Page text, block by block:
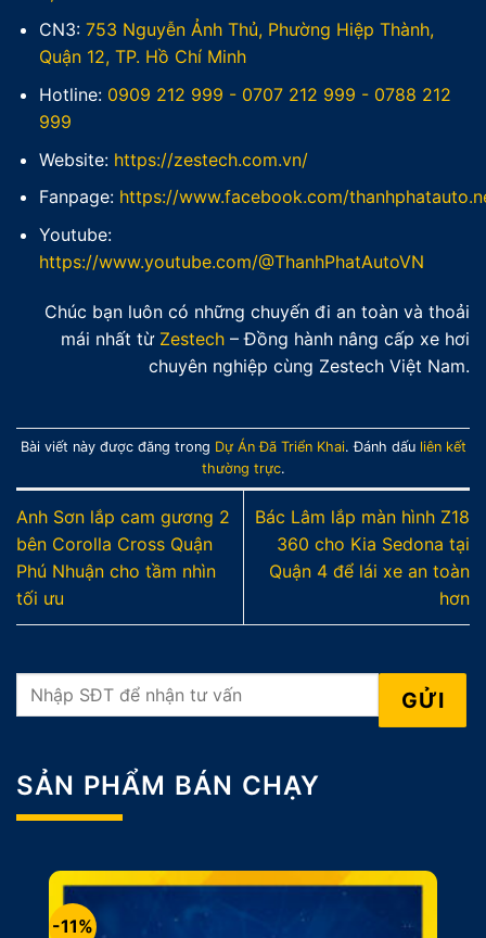
CN3: 753 Nguyễn Ảnh Thủ, Phường Hiệp Thành,
Quận 12, TP. Hồ Chí Minh
Hotline: 0909 212 999 - 0707 212 999 - 0788 212
999
Website: https://zestech.com.vn/
Fanpage: https://www.facebook.com/
Youtube:
https://www.youtube.com/@ThanhPhatAutoVN
Chúc bạn luôn có những chuyến đi an toàn và thoải
mái nhất từ Zestech – Đồng hành nâng cấp xe hơi
chuyên nghiệp cùng Zestech Việt Nam.
Bài viết này được đăng trong Dự Án Đã Triển Khai. Đánh dấu liên kết
thường trực.
Anh Sơn lắp cam gương 2
bên Corolla Cross Quận
Phú Nhuận cho tầm nhìn
tối ưu
Bác Lâm lắp màn hình Z18
360 cho Kia Sedona tại
Quận 4 để lái xe an toàn
hơn
SẢN PHẨM BÁN CHẠY
-11%